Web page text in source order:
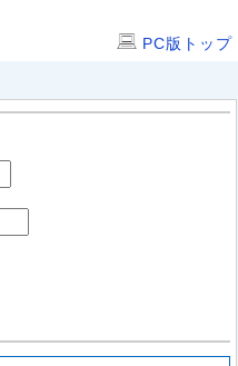
PC版トップ